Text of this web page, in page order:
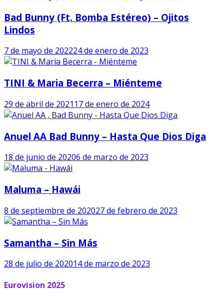
Bad Bunny (ft. Bomba Estéreo) – Ojitos
Lindos
7 de mayo de 202224 de enero de 2023
TINI & Maria Becerra – Miénteme
29 de abril de 2021 17 de enero de 2024
Anuel AA Bad Bunny – Hasta Que Dios Diga
18 de junio de 20206 de marzo de 2023
Maluma – Hawái
8 de septiembre de 202027 de febrero de 2023
Samantha – Sin Más
28 de julio de 202014 de marzo de 2023
Eurovision 2025